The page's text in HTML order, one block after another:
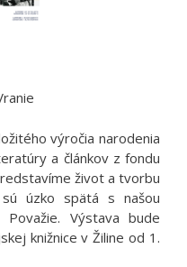
výročia narodenia
a článkov z fondu
život a tvorbu
úzko spätá s našou
Výstava bude
knižnice v Žiline od 1.